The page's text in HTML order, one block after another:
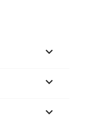


